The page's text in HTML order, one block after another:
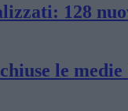
128
le medie